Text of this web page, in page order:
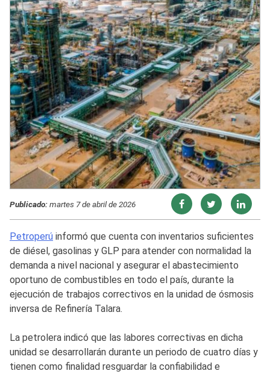
Publicado:martes 7 de abril de 2026
Petroperú informó que cuenta con inventarios suficientes
de diésel, gasolinas y GLP para atender con normalidad la
demanda a nivel nacional y asegurar el abastecimiento
oportuno de combustibles en todo el país, durante la
ejecución de trabajos correctivos en la unidad de ósmosis
inversa de Refinería Talara.
La petrolera indicó que las labores correctivas en dicha
unidad se desarrollarán durante un periodo de cuatro días y
tienen como finalidad resguardar la confiabilidad e